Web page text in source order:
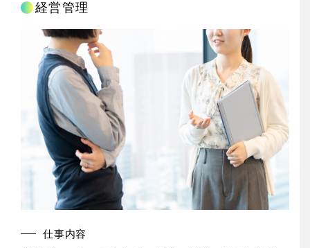
経営管理
仕事内容